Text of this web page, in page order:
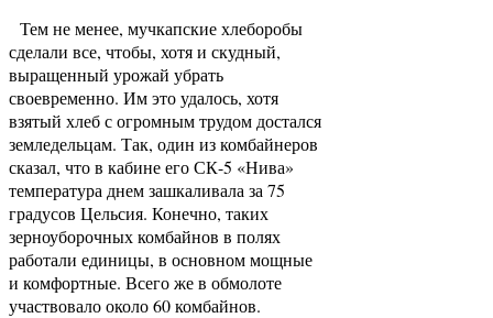
Тем не менее, мучкапские хлеборобы
сделали все, чтобы, хотя и скудный,
выращенный урожай убрать
своевременно. Им это удалось, хотя
взятый хлеб с огромным трудом достался
земледельцам. Так, один из комбайнеров
сказал, что в кабине его СК-5 «Нива»
температура днем зашкаливала за 75
градусов Цельсия. Конечно, таких
зерноуборочных комбайнов в полях
работали единицы, в основном мощные
и комфортные. Всего же в обмолоте
участвовало около 60 комбайнов.